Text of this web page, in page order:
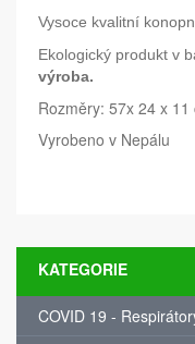
Vysoce kvalitní
Ekologický produkt v
výroba.
Rozměry: 57x 24 x 11
Vyrobeno v Nepálu
KATEGORIE
COVID 19 -